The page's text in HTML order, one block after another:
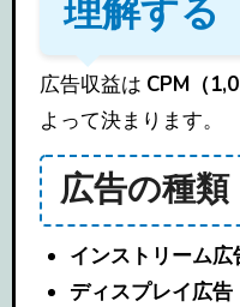
理解する
広告収益は CPM（
よって決まります。
広告の種類
インストリーム広
ディスプレイ広告